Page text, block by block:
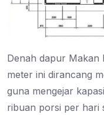
Denah dapur Makan
meter ini dirancang
guna mengejar
ribuan porsi per hari